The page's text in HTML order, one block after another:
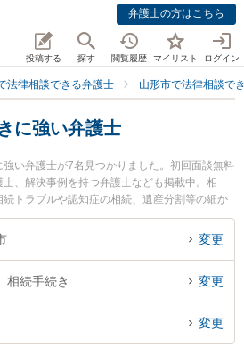
弁護士の方はこちら
投稿する 探す 閲覧履歴 マイリスト ログイン
法律相談できる弁護士 山形市で法律相談で
に強い弁護士
い弁護士が7名見つかりました。初回面談無料
、解決事例を持つ弁護士なども掲載中。相
トラブルや認知症の相続、遺産分割等の細か
利です。特に樹氷の森法律事務所の細江 大樹
山形オフィスの工藤 一輝弁護士、及川法律事
きのトラブル解決の実績豊富な近くの弁護士
相続手続きを法律相談できる山形市内の弁護
りの相談者さんにおすすめです。
変更
相続手続き 変更
変更